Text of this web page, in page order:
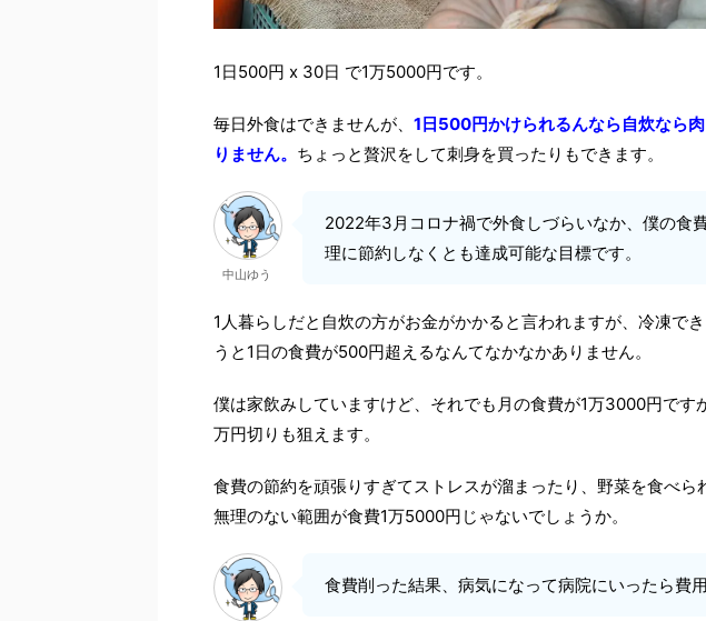
1日500円 x 30日 で1万5000円です。
毎日外食はできませんが、 1日500円かけられるんなら自炊なら
りません。 ちょっと贅沢をして刺身を買ったりもできます。
中山ゆう
2022年3月コロナ禍で外食しづらいなか、僕の食
理に節約しなくとも達成可能な目標です。
1人暮らしだと自炊の方がお金がかかると言われますが、冷凍で
うと1日の食費が500円超えるなんてなかなかありません。
僕は家飲みしていますけど、それでも月の食費が1万3000円です
万円切りも狙えます。
食費の節約を頑張りすぎてストレスが溜まったり、野菜を食べら
無理のない範囲が食費1万5000円じゃないでしょうか。
食費削った結果、病気になって病院にいったら費